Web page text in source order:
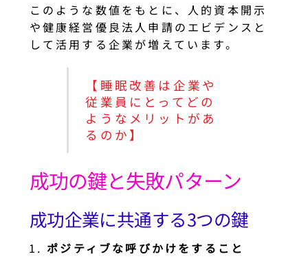
このような数値をもとに、人的資本開示
や健康経営優良法人申請のエビデンスと
して活用する企業が増えています。
【睡眠改善は企業や
従業員にとってどの
ようなメリットがあ
るのか】
成功の鍵と失敗パターン
成功企業に共通する3つの鍵
ポジティブな呼びかけをすること